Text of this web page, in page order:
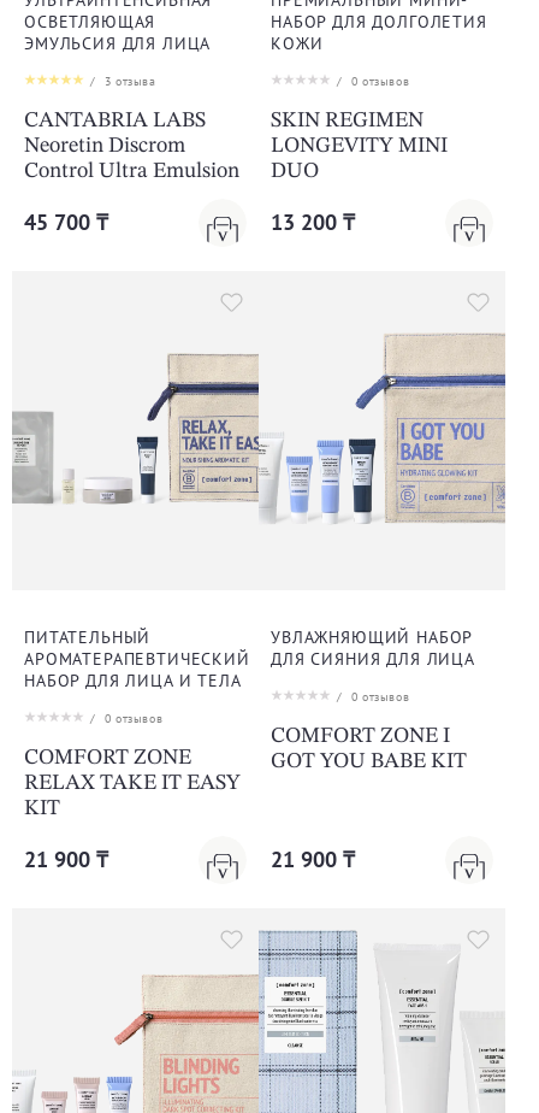
ОСВЕТЛЯЮЩАЯ
ЭМУЛЬСИЯ ДЛЯ ЛИЦА
/ 3 отзыва
CANTABRIA LABS
Neoretin Discrom
Control Ultra Emulsion
45 700 ₸
НАБОР ДЛЯ ДОЛГОЛЕТИЯ
КОЖИ
/ 0 отзывов
SKIN REGIMEN
LONGEVITY MINI
DUO
13 200 ₸
ПИТАТЕЛЬНЫЙ
АРОМАТЕРАПЕВТИЧЕСКИЙ
НАБОР ДЛЯ ЛИЦА И ТЕЛА
/ 0 отзывов
COMFORT ZONE
RELAX TAKE IT EASY
KIT
21 900 ₸
УВЛАЖНЯЮЩИЙ НАБОР
ДЛЯ СИЯНИЯ ДЛЯ ЛИЦА
/ 0 отзывов
COMFORT ZONE I
GOT YOU BABE KIT
21 900 ₸